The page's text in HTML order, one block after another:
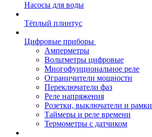
Насосы для воды
Тёплый плинтус
Цифровые приборы
Амперметры
Вольтметры цифровые
Многофунциональное реле
Ограничители мощности
Переключатели фаз
Реле напряжения
Розетки, выключатели и рамки
Таймеры и реле времени
Термометры c датчиком